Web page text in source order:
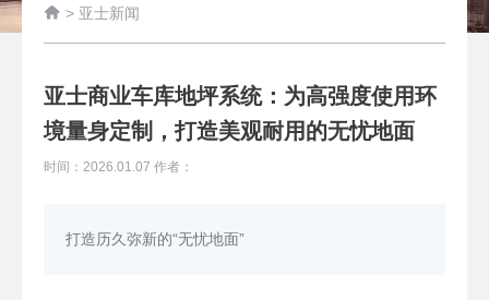
 > 亚士新闻
亚士商业车库地坪系统：为高强度使用环
境量身定制，打造美观耐用的无忧地面
时间：2026.01.07 作者：
打造历久弥新的“无忧地面”